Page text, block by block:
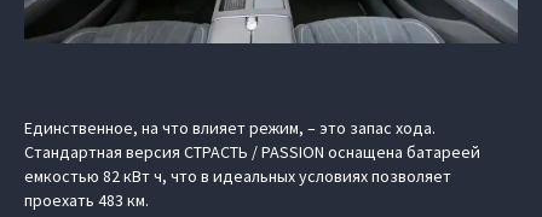
Единственное, на что влияет режим, – это запас хода.
Стандартная версия СТРАСТЬ / PASSION оснащена батареей
емкостью 82 кВт ч, что в идеальных условиях позволяет
проехать 483 км.